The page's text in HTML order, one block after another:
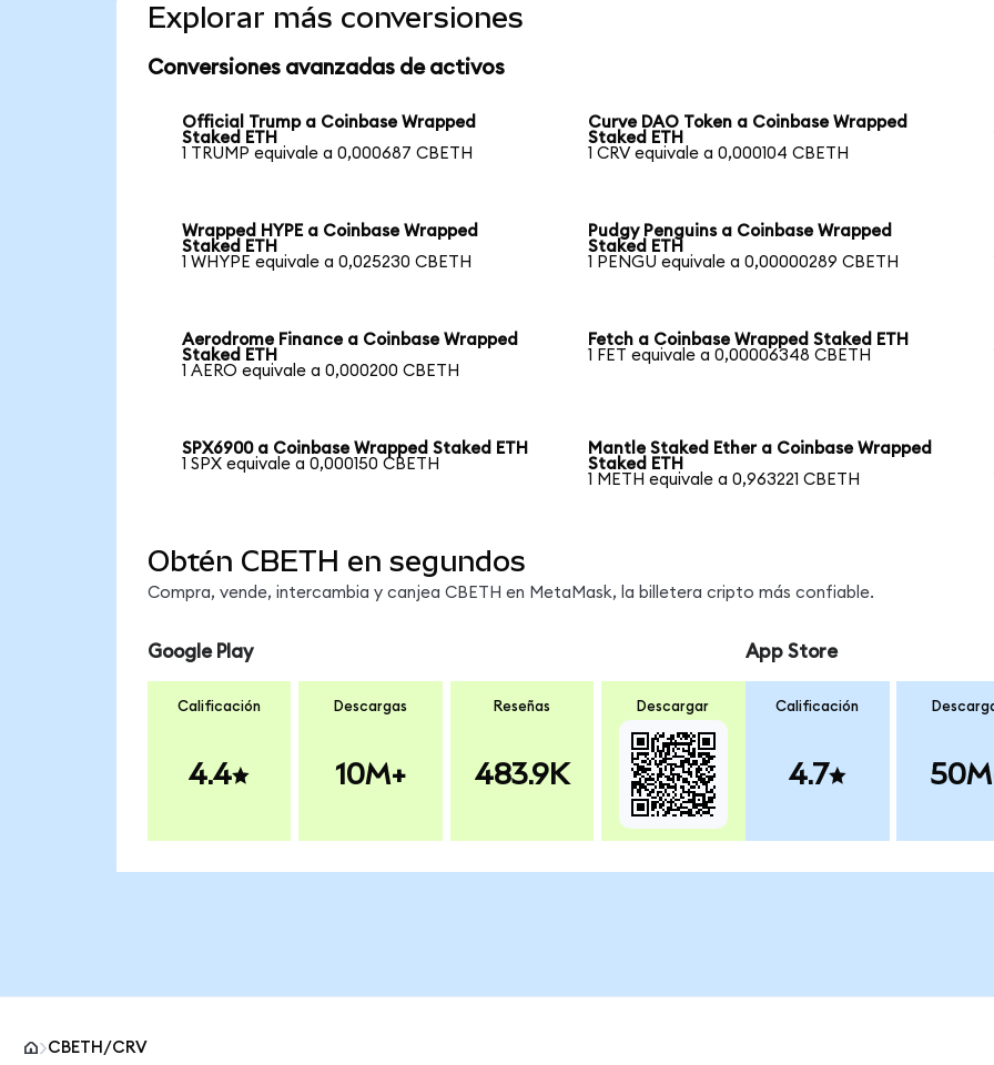
Explorar más conversiones
Conversiones avanzadas de activos
Official Trump a Coinbase Wrapped
Staked ETH
1 TRUMP equivale a 0,000687 CBETH
Curve DAO Token a Coinbase Wrapped
Staked ETH
1 CRV equivale a 0,000104 CBETH
Wrapped HYPE a Coinbase Wrapped
Staked ETH
1 WHYPE equivale a 0,025230 CBETH
Pudgy Penguins a Coinbase Wrapped
Staked ETH
1 PENGU equivale a 0,00000289 CBETH
Aerodrome Finance a Coinbase Wrapped
Staked ETH
1 AERO equivale a 0,000200 CBETH
Fetch a Coinbase Wrapped Staked ETH
1 FET equivale a 0,00006348 CBETH
SPX6900 a Coinbase Wrapped Staked ETH
1 SPX equivale a 0,000150 CBETH
Mantle Staked Ether a Coinbase Wrapped
Staked ETH
1 METH equivale a 0,963221 CBETH
Obtén CBETH en segundos
Compra, vende, intercambia y canjea CBETH en MetaMask, la billetera cripto más confiable.
Google Play
Calificación
4.4
Descargas
10M+
Reseñas
483.9K
Descargar
App Store
Calificación
4.7
CBETH/CRV